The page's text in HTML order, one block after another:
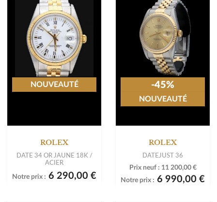
ROLEX
DATE 34 OR JAUNE 18K /
ACIER
Notre prix : 6 290,00 €
NOUVEAUTÉ
ROLEX
DATEJUST 36
Prix neuf : 11 200,00 €
Notre prix : 6 990,00 €
-45%
NOUVEAUTÉ